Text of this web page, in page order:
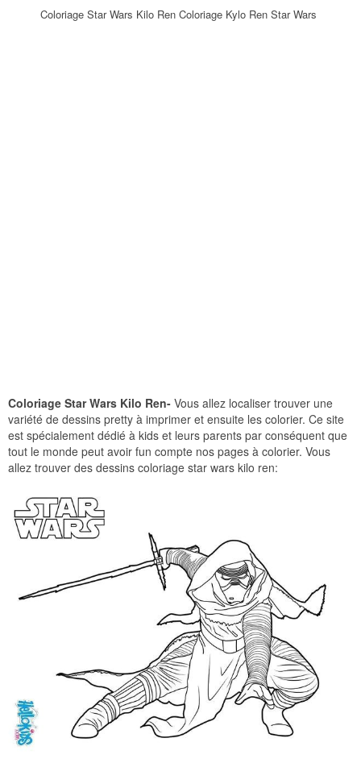
Coloriage Star Wars Kilo Ren Coloriage Kylo Ren Star Wars
Coloriage Star Wars Kilo Ren- Vous allez localiser trouver une
variété de dessins pretty à imprimer et ensuite les colorier. Ce site
est spécialement dédié à kids et leurs parents par conséquent que
tout le monde peut avoir fun compte nos pages à colorier. Vous
allez trouver des dessins coloriage star wars kilo ren: